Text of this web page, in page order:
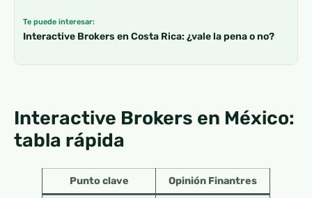
Te puede interesar:
Interactive Brokers en Costa Rica: ¿vale la pena o no?
Interactive Brokers en México:
tabla rápida
Punto clave Opinión Finantres